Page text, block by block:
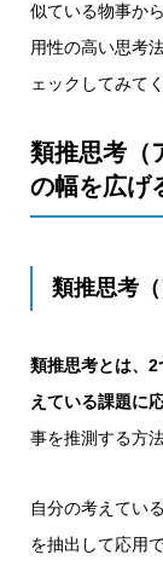
似ている物事か
用性の高い思考
ェックしてみて
類推思考（
の幅を広げ
類推思考
類推思考とは、
えている課題に
事を推測する方
自分の考えてい
を抽出して応用